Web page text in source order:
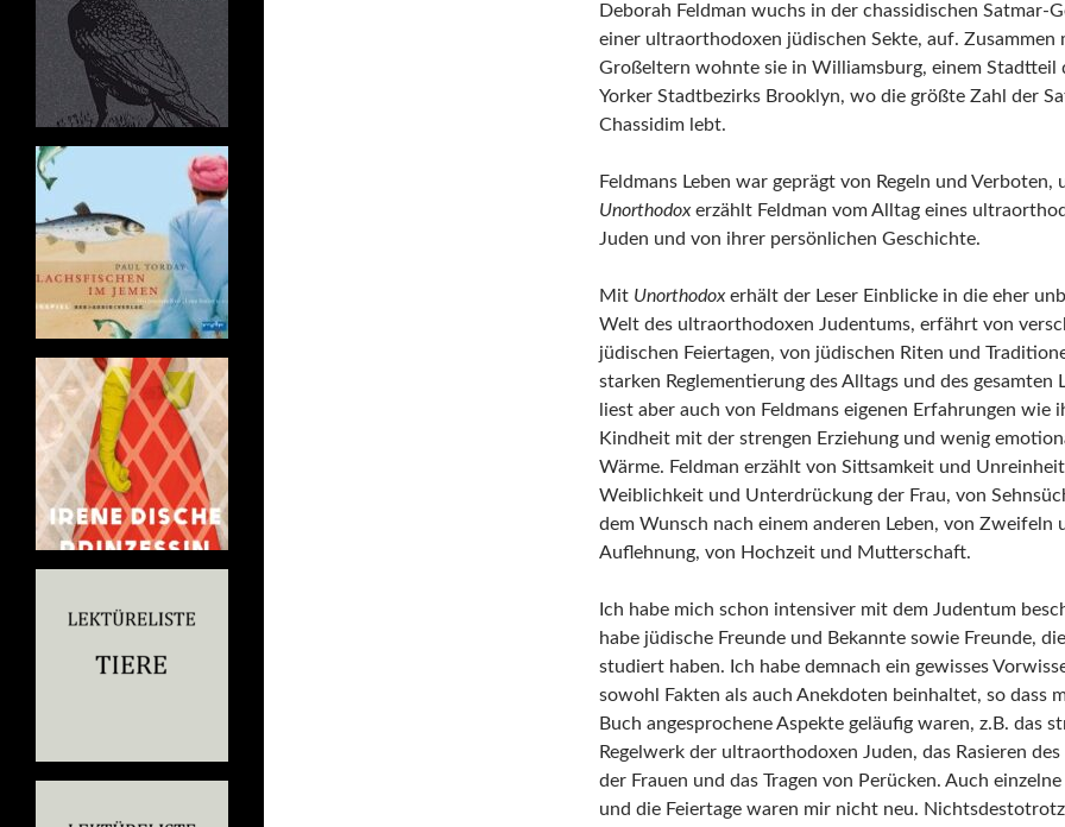
Deborah Feldman wuchs in der chassidischen Satmar-
einer ultraorthodoxen jüdischen Sekte, auf. Zusammen
Großeltern wohnte sie in Williamsburg, einem Stadtteil
Yorker Stadtbezirks Brooklyn, wo die größte Zahl der
Chassidim lebt.
Feldmans Leben war geprägt von Regeln und Verboten,
Unorthodoxerzählt Feldman vom Alltag eines
Juden und von ihrer persönlichen Geschichte.
Mit Unorthodoxerhält der Leser Einblicke in die eher
Welt des ultraorthodoxen Judentums, erfährt von
jüdischen Feiertagen, von jüdischen Riten und
starken Reglementierung des Alltags und des gesamten
liest aber auch von Feldmans eigenen Erfahrungen wie
Kindheit mit der strengen Erziehung und wenig
Wärme. Feldman erzählt von Sittsamkeit und
Weiblichkeit und Unterdrückung der Frau, von
dem Wunsch nach einem anderen Leben, von Zweifeln
Auflehnung, von Hochzeit und Mutterschaft.
Ich habe mich schon intensiver mit dem Judentum
habe jüdische Freunde und Bekannte sowie Freunde,
studiert haben. Ich habe demnach ein gewisses
sowohl Fakten als auch Anekdoten beinhaltet, so dass
Buch angesprochene Aspekte geläufig waren, z.B. das
Regelwerk der ultraorthodoxen Juden, das Rasieren
der Frauen und das Tragen von Perücken. Auch
und die Feiertage waren mir nicht neu.